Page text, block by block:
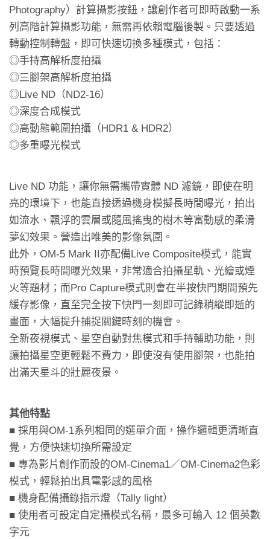
Photography）計算攝影按鈕，讓創作者可即時啟動一系
列高階計算攝影功能，無需再依賴電腦後製。只要透過
轉動控制轉盤，即可快速切換多種模式，包括：
◎手持高解析度拍攝
◎三腳架高解析度拍攝
◎Live ND（ND2-16）
◎深度合成模式
◎高動態範圍拍攝（HDR1 & HDR2）
◎多重曝光模式
Live ND 功能，讓你無需攜帶實體 ND 濾鏡，即使在明
亮的環境下，也能直接透過機身模擬長時間曝光，拍出
如流水、飄浮的雲層或隨風搖曳的樹木等富動感的柔滑
夢幻效果。營造出唯美的影像氛圍。
此外，OM-5 Mark II亦配備Live Composite模式，能實
時預覽長時間曝光效果，非常適合拍攝星軌、光繪或煙
火等題材；而Pro Capture模式則會在半按快門期間預先
緩存影像，直至完全按下快門一刻即可記錄稍縱即逝的
畫面，大幅提升捕捉關鍵時刻的機會。
全新夜視模式、星空自動對焦模式和手持輔助功能，則
讓拍攝星空更輕鬆不費力，即使沒有使用腳架，也能拍
出滿天星斗的壯麗夜景。
其他特點
■ 採用與OM-1系列相同的選單介面，操作邏輯更清晰直
覺，方便快速切換所需設定
■ 專為影片創作而設的OM-Cinema1／OM-Cinema2色彩
模式，輕鬆拍出具電影感的風格
■ 機身配備攝錄指示燈（Tally light）
■ 使用者可設定自定攝模式名稱，最多可輸入 12 個英數
字元